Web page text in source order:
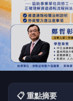
📋 重點摘要